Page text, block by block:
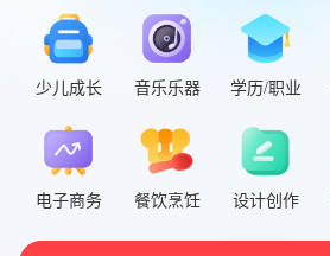
少儿成长 音乐乐器 学历/职业
电子商务 餐饮烹饪 设计创作